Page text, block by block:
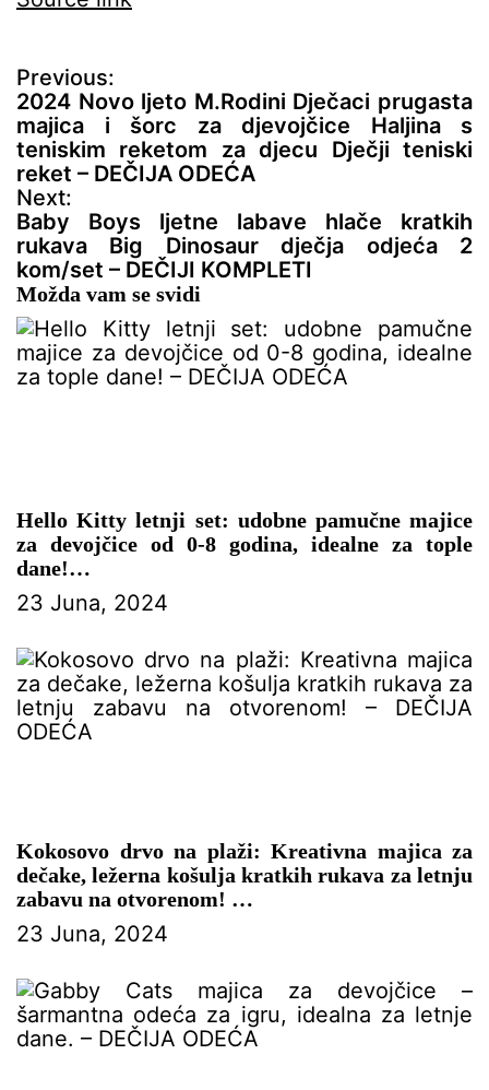
N
a
v
i
g
a
c
i
j
a
č
l
a
n
Previous:
2024 Novo ljeto M.Rodini Dječaci prugasta
majica i šorc za djevojčice Haljina s
teniskim reketom za djecu Dječji teniski
reket – DEČIJA ODEĆA
Next:
Baby Boys ljetne labave hlače kratkih
rukava Big Dinosaur dječja odjeća 2
kom/set – DEČIJI KOMPLETI
Možda vam se svidi
Hello Kitty letnji set: udobne pamučne majice
za devojčice od 0-8 godina, idealne za tople
dane!
– DEČIJA ODEĆA
23 Juna, 2024
Kokosovo drvo na plaži: Kreativna majica za
dečake, ležerna košulja kratkih rukava za letnju
zabavu na otvorenom!
– DEČIJA ODEĆA
23 Juna, 2024